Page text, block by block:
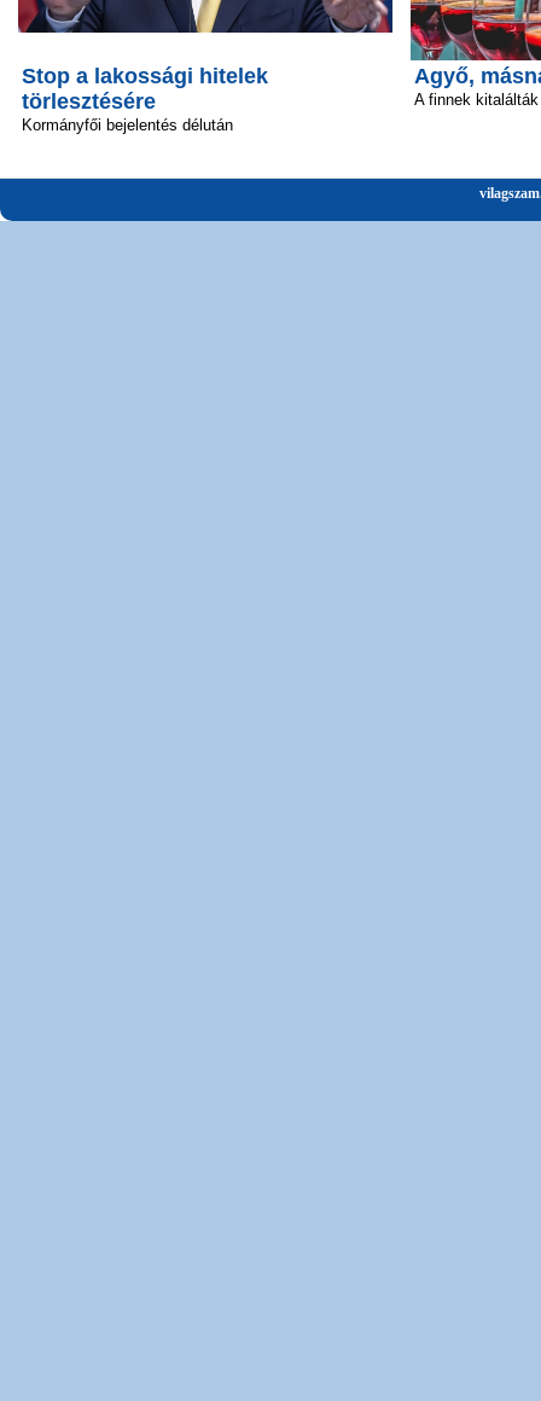
Stop a lakossági hitelek
törlesztésére
Kormányfői bejelentés délután
Agyő,
A finnek kitalálták